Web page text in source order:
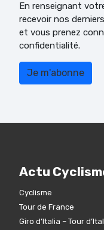
En renseignant
recevoir nos
et vous prenez
confidentialité.
Actu
Cyclisme
Tour de France
Giro d’Italia – Tour